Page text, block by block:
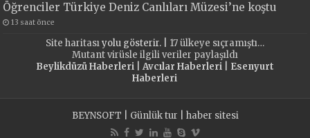
Öğrenciler Türkiye Deniz Canlıları Müzesi’ne koştu
13 saat önce
Site haritasıyolu gösterir. | 17 ülkeye sıçramıştı…
Mutant virüsle ilgili veriler paylaşıldı
Beylikdüzü Haberleri| Avcılar Haberleri| Esenyurt
Haberleri
BEYNSOFT Günlük tur haber sitesi